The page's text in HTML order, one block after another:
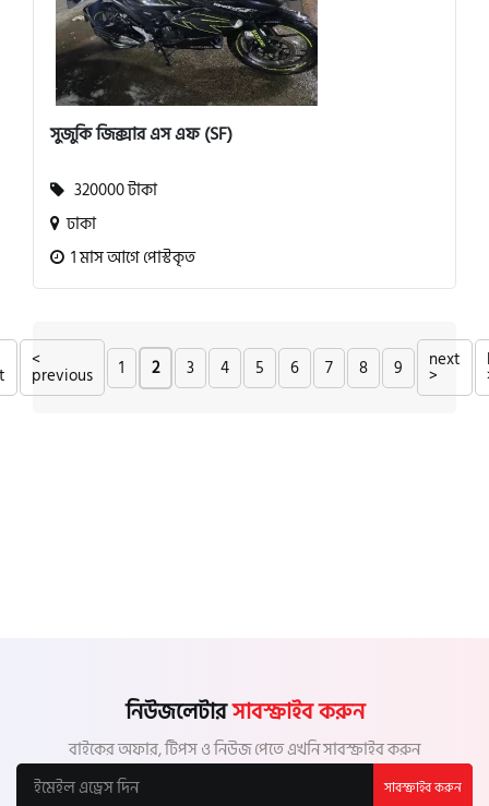
সুজুকি জিক্সার এস এফ (SF)
320000 টাকা
ঢাকা
1 মাস আগে পোস্টকৃত
<
previous 1 2 3 4 5 6 7 8 9 next
>
নিউজলেটারসাবস্ক্রাইব করুন
বাইকের অফার, টিপস ও নিউজ পেতে এখনি সাবস্ক্রাইব করুন
সাবস্ক্রাইব করুন